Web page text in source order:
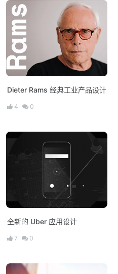
Dieter Rams 经典工业产品设计
4 0
全新的 Uber 应用设计
7 0